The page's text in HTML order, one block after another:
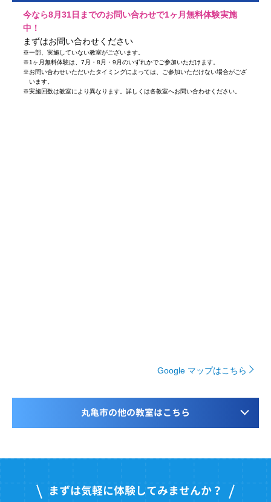
今なら8月31日までのお問い合わせで1ヶ月無料体験実施
中！
まずはお問い合わせください
※一部、実施していない教室がございます。
※1ヶ月無料体験は、7月・8月・9月のいずれかでご参加いただけます。
※お問い合わせいただいたタイミングによっては、ご参加いただけない場合がござ
います。
※実施回数は教室により異なります。詳しくは各教室へお問い合わせください。
Google マップはこちら
丸亀市の他の教室はこちら
まずは気軽に体験してみませんか？